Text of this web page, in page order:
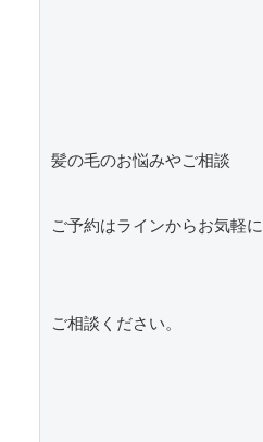
髪の毛のお悩みやご相談
ご予約はラインからお気軽に
ご相談ください。